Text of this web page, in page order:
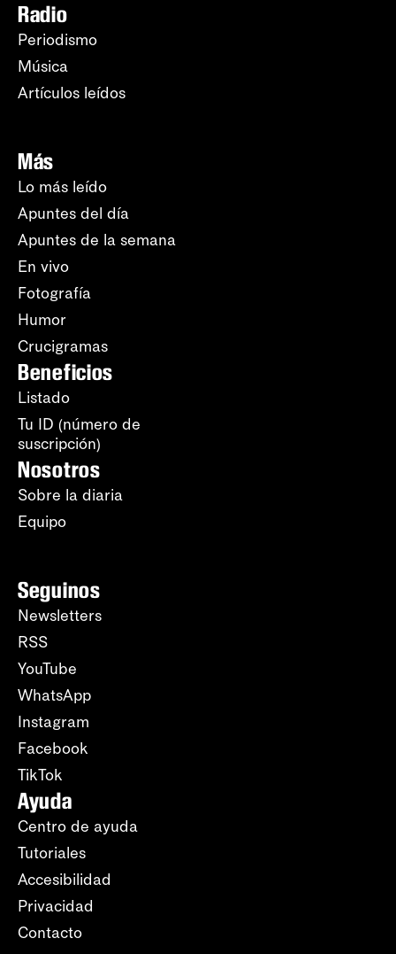
Radio
Periodismo
Música
Artículos leídos
Más
Lo más leído
Apuntes del día
Apuntes de la semana
En vivo
Fotografía
Humor
Crucigramas
Beneficios
Listado
Tu ID (número de
suscripción)
Nosotros
Sobre la diaria
Equipo
Seguinos
Newsletters
RSS
YouTube
WhatsApp
Instagram
Facebook
TikTok
Ayuda
Centro de ayuda
Tutoriales
Accesibilidad
Privacidad
Contacto